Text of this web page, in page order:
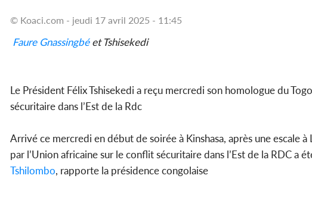
© Koaci.com - jeudi 17 avril 2025 - 11:45
Faure Gnassingbéet Tshisekedi
Le Président Félix Tshisekedi a reçu mercredi son homologue du Togo
sécuritaire dans l’Est de la Rdc
Arrivé ce mercredi en début de soirée à Kinshasa, après une escale
par l’Union africaine sur le conflit sécuritaire dans l’Est de la RDC a
Tshilombo, rapporte la présidence congolaise